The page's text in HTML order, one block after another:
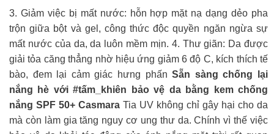
3. Giảm việc bị mất nước: hỗn hợp mặt nạ dạng dẻo pha
trộn giữa bột và gel, công thức độc quyền ngăn ngừa sự
mất nước của da, da luôn mềm mịn. 4. Thư giãn: Da được
giải tỏa căng thẳng nhờ hiệu ứng giảm 6 độ C, kích thích tế
bào, đem lại cảm giác hưng phấnSẵn sàng chống lại
nắng hè với #tấm_khiên bảo vệ da bằng kem chống
nắng SPF 50+ Casmara Tia UV không chỉ gây hại cho da
mà còn làm gia tăng nguy cơ ung thư da. Chính vì thế việc